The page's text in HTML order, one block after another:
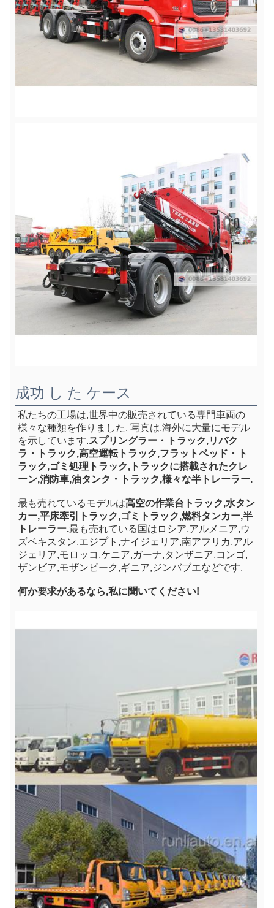
成功 し た ケース
私たちの工場は,世界中の販売されている専門車両の
様々な種類を作りました. 写真は,海外に大量にモデル
を示しています.スプリングラー・トラック,リバク
ラ・トラック,高空運転トラック,フラットベッド・ト
ラック,ゴミ処理トラック,トラックに搭載されたクレ
ーン,消防車,油タンク・トラック,様々な半トレーラー.
最も売れているモデルは高空の作業台トラック,水タン
カー,平床牽引トラック,ゴミトラック,燃料タンカー,半
トレーラー.最も売れている国はロシア,アルメニア,ウ
ズベキスタン,エジプト,ナイジェリア,南アフリカ,アル
ジェリア,モロッコ,ケニア,ガーナ,タンザニア,コンゴ,
ザンビア,モザンビーク,ギニア,ジンバブエなどです.
何か要求があるなら,私に聞いてください!